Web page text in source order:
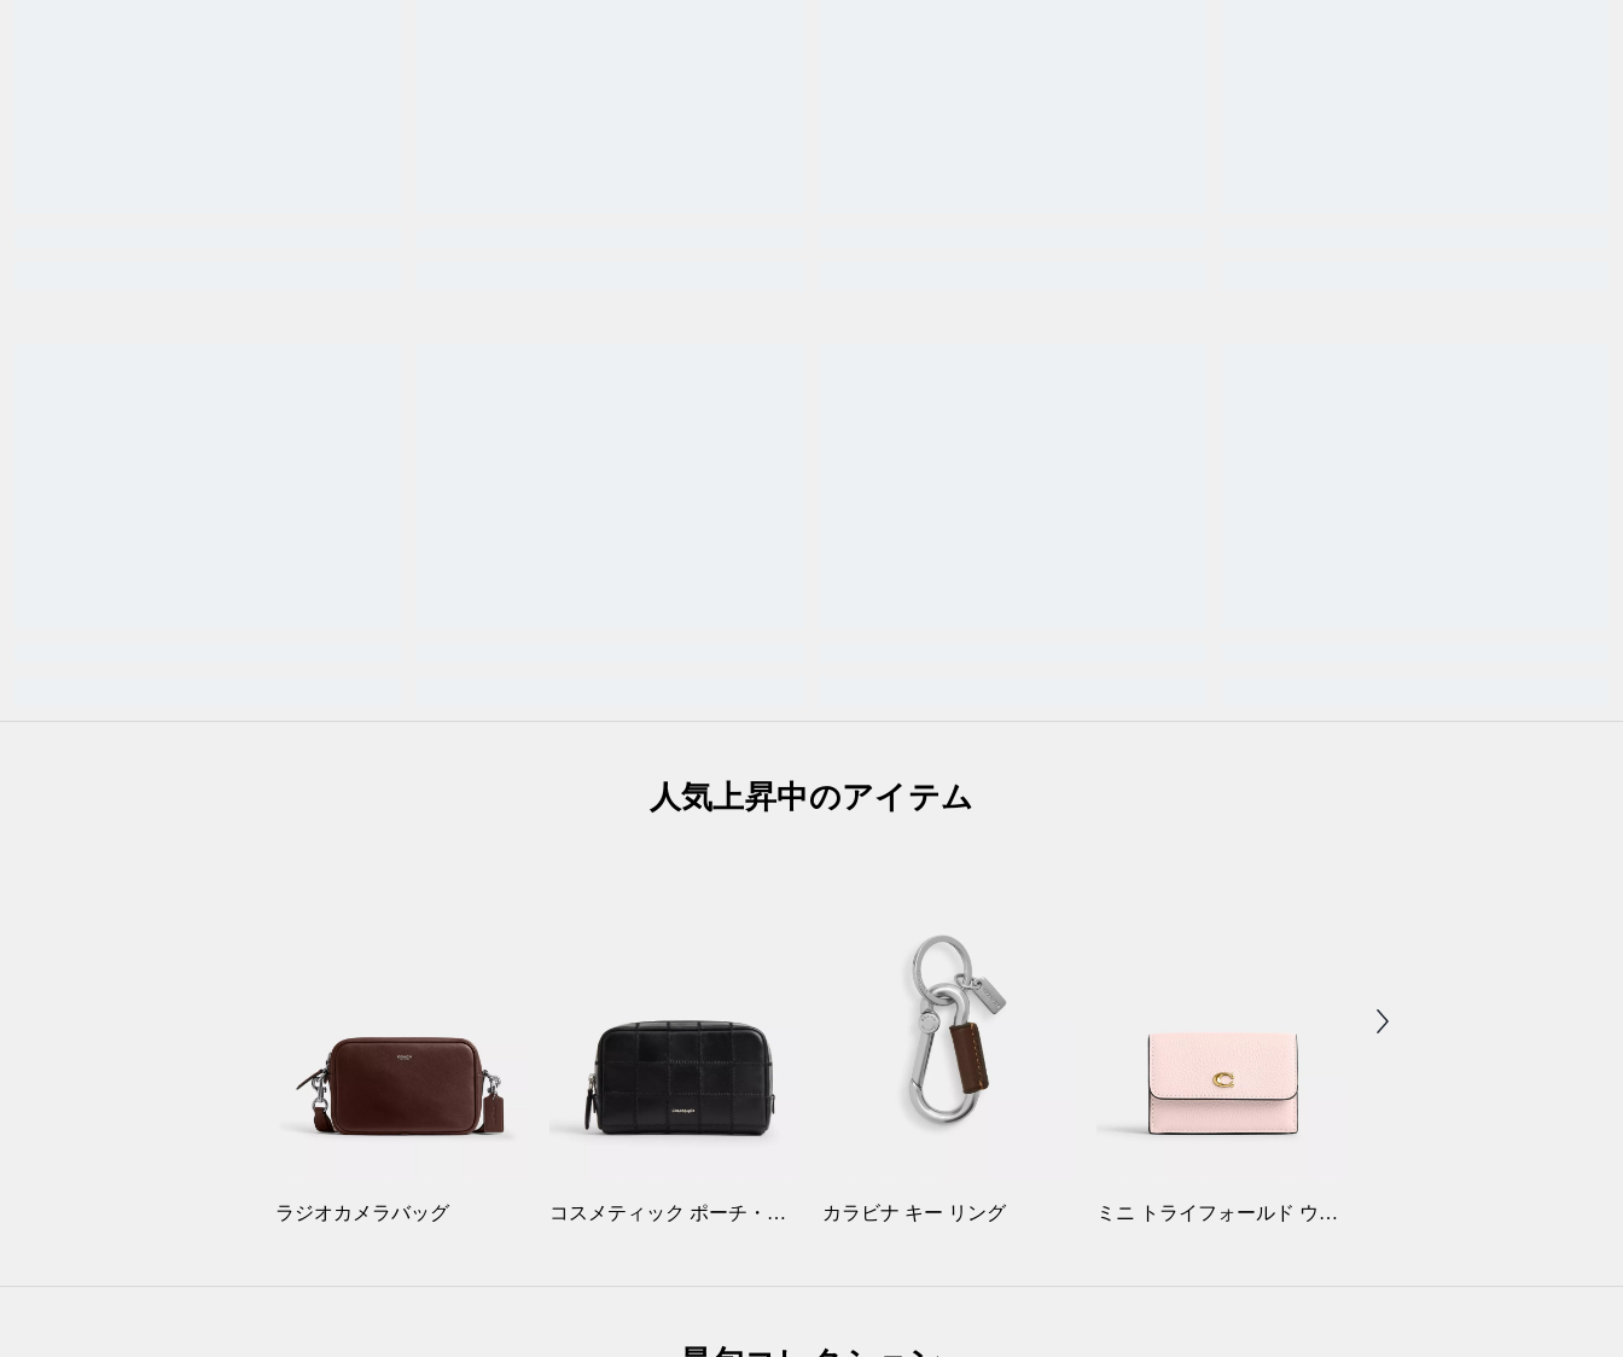
人気上昇中のアイテム
ラジオカメラバッグ コスメティック ポーチ・チェッカーボード スクラップ レザー カラビナ キー リング ミニ トライフォールド ウォレット